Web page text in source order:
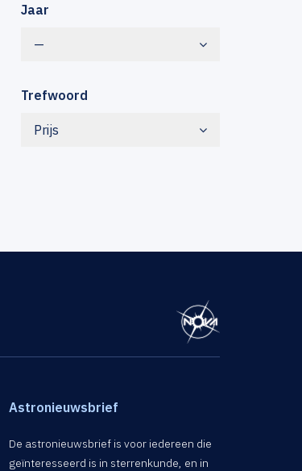
Jaar
—
Trefwoord
Prijs
Astronieuwsbrief
De astronieuwsbrief is voor iedereen die
geïnteresseerd is in sterrenkunde, en in